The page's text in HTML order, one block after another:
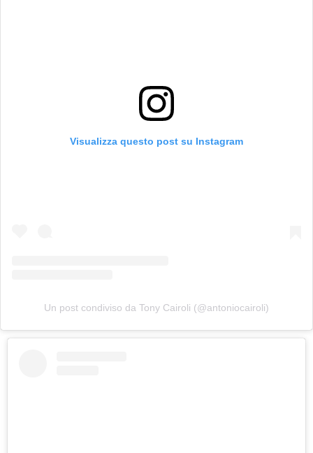
Visualizza questo post su Instagram
Un post condiviso da Tony Cairoli (@antoniocairoli)